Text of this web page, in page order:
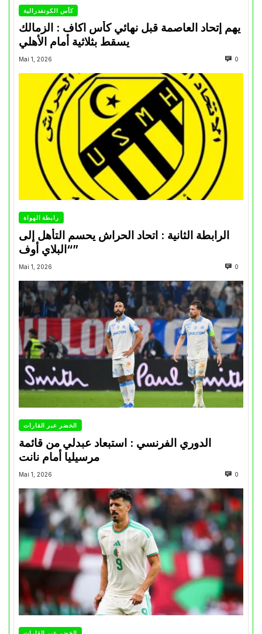
كأس الكونفدرالية
يهم إتحاد العاصمة قبل نهائي كأس اكاف : الزمالك
Mai 1, 2026 0
رابطة الهواة
الرابطة الثانية : اتحاد الحراش يحسم التأهل إلى
“البلاي أوف”
Mai 1, 2026 0
الخضر عبر القارات
الدوري الفرنسي : استبعاد عبدلي من قائمة
مرسيليا أمام نانت
Mai 1, 2026 0